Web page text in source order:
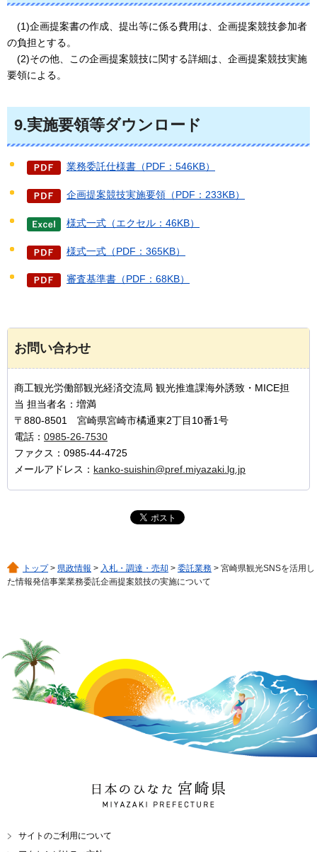
(1)企画提案書の作成、提出等に係る費用は、企画提案競技参加者
の負担とする。
(2)その他、この企画提案競技に関する詳細は、企画提案競技実施
要領による。
9.実施要領等ダウンロード
業務委託仕様書（PDF：546KB）
企画提案競技実施要領（PDF：233KB）
様式一式（エクセル：46KB）
様式一式（PDF：365KB）
審査基準書（PDF：68KB）
お問い合わせ
商工観光労働部観光経済交流局 観光推進課海外誘致・MICE担
当 担当者名：増満
〒880-8501 宮崎県宮崎市橘通東2丁目10番1号
電話： 0985-26-7530
ファクス：0985-44-4725
メールアドレス： kanko-suishin@pref.miyazaki.lg.jp
トップ> 県政情報 > 入札・調達・売却 > 委託業務 > 宮崎県観光SNSを活用し
た情報発信事業業務委託企画提案競技の実施について
日本のひなた 宮崎県
MIYAZAKI PREFECTURE
サイトのご利用について